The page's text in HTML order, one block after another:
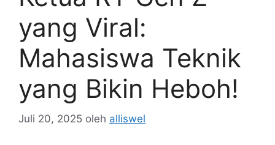
yang Viral:
Mahasiswa Teknik
yang Bikin Heboh!
Juli 20, 2025 oleh alliswel